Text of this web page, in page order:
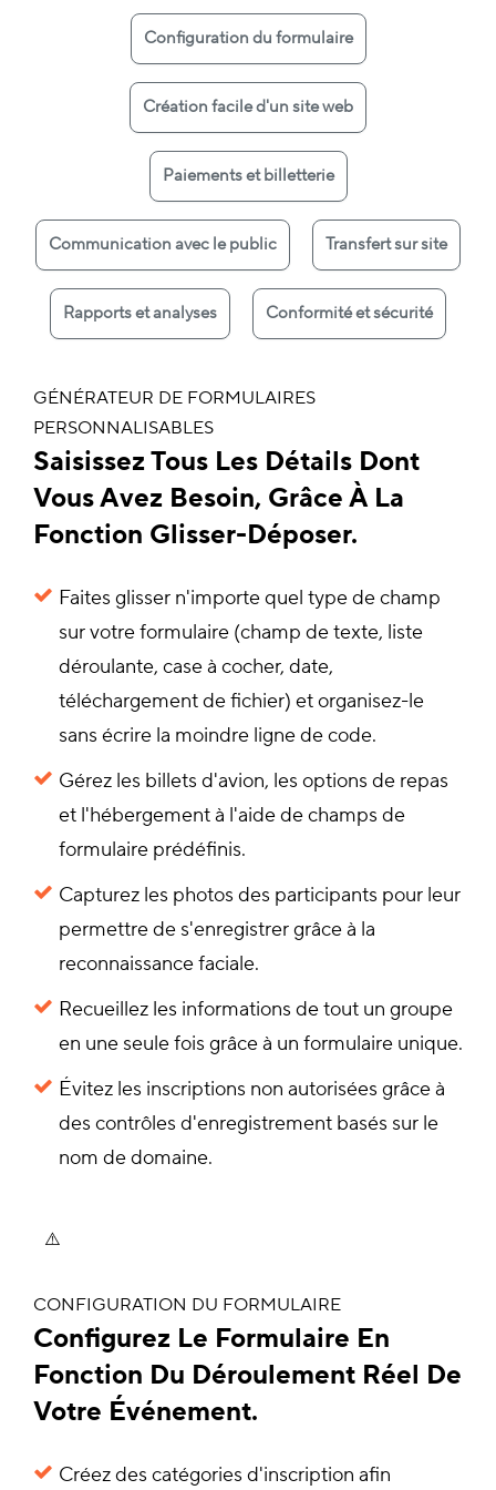
Configuration du formulaire
Création facile d'un site web
Paiements et billetterie
Communication avec le public Transfert sur site
Rapports et analyses Conformité et sécurité
GÉNÉRATEUR DE FORMULAIRES
PERSONNALISABLES
Saisissez Tous Les Détails Dont
Vous Avez Besoin, Grâce À La
Fonction Glisser-Déposer.
Faites glisser n'importe quel type de champ
sur votre formulaire (champ de texte, liste
déroulante, case à cocher, date,
téléchargement de fichier) et organisez-le
sans écrire la moindre ligne de code.
Gérez les billets d'avion, les options de repas
et l'hébergement à l'aide de champs de
formulaire prédéfinis.
Capturez les photos des participants pour leur
permettre de s'enregistrer grâce à la
reconnaissance faciale.
Recueillez les informations de tout un groupe
en une seule fois grâce à un formulaire unique.
Évitez les inscriptions non autorisées grâce à
des contrôles d'enregistrement basés sur le
nom de domaine.
CONFIGURATION DU FORMULAIRE
Configurez Le Formulaire En
Fonction Du Déroulement Réel De
Votre Événement.
Créez des catégories d'inscription afin